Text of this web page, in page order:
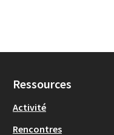
Ressources
Activité
Rencontres